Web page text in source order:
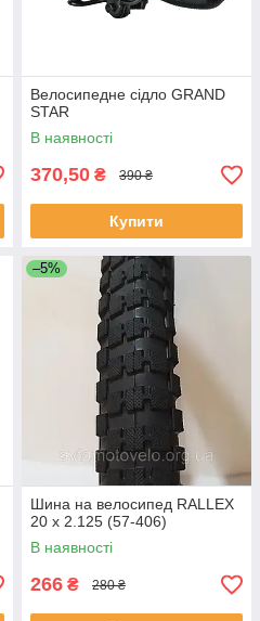
Велосипедне сідло GRAND
STAR
В наявності
370,50 ₴ 390 ₴
Купити
–5%
Шина на велосипед RALLEX
20 х 2.125 (57-406)
В наявності
266 ₴ 280 ₴